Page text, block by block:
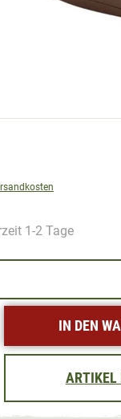
1-2 Tage
Gib den
IN DEN
ARTIKEL